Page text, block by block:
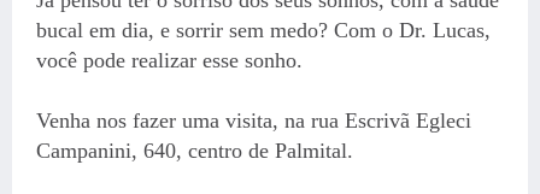
bucal em dia, e sorrir sem medo? Com o Dr. Lucas,
você pode realizar esse sonho.
Venha nos fazer uma visita, na rua Escrivã Egleci
Campanini, 640, centro de Palmital.